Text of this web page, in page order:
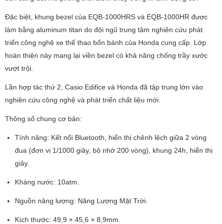
Đặc biệt, khung bezel của EQB-1000HRS và EQB-1000HR được
làm bằng aluminum titan do đội ngũ trung tâm nghiên cứu phát
triển công nghệ xe thể thao bốn bánh của Honda cung cấp. Lớp
hoàn thiện này mang lại viền bezel có khả năng chống trầy xước
vượt trội.
Lần hợp tác thứ 2, Casio Edifice và Honda đã tập trung lớn vào
nghiên cứu công nghệ và phát triển chất liệu mới.
Thông số chung cơ bản:
Tính năng: Kết nối Bluetooth, hiển thị chênh lệch giữa 2 vòng
đua (đơn vị 1/1000 giây, bộ nhớ 200 vòng), khung 24h, hiển thị
giây.
Kháng nước: 10atm.
Nguồn năng lượng: Năng Lượng Mặt Trời.
Kích thước: 49,9 × 45,6 × 8,9mm.